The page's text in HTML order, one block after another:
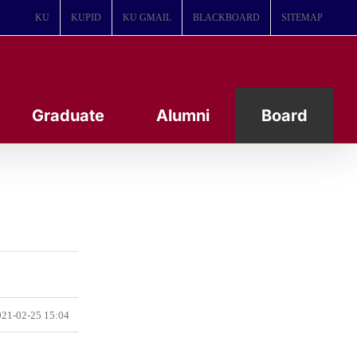
KU KUPID KU GMAIL BLACKBOARD SITEMAP
Graduate Alumni Board
02-25 15:04